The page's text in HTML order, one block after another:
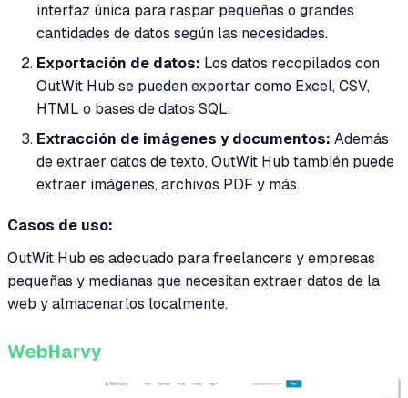
interfaz única para raspar pequeñas o grandes
cantidades de datos según las necesidades.
Exportación de datos: Los datos recopilados con
OutWit Hub se pueden exportar como Excel, CSV,
HTML o bases de datos SQL.
Extracción de imágenes y documentos: Además
de extraer datos de texto, OutWit Hub también puede
extraer imágenes, archivos PDF y más.
Casos de uso:
OutWit Hub es adecuado para freelancers y empresas
pequeñas y medianas que necesitan extraer datos de la
web y almacenarlos localmente.
WebHarvy